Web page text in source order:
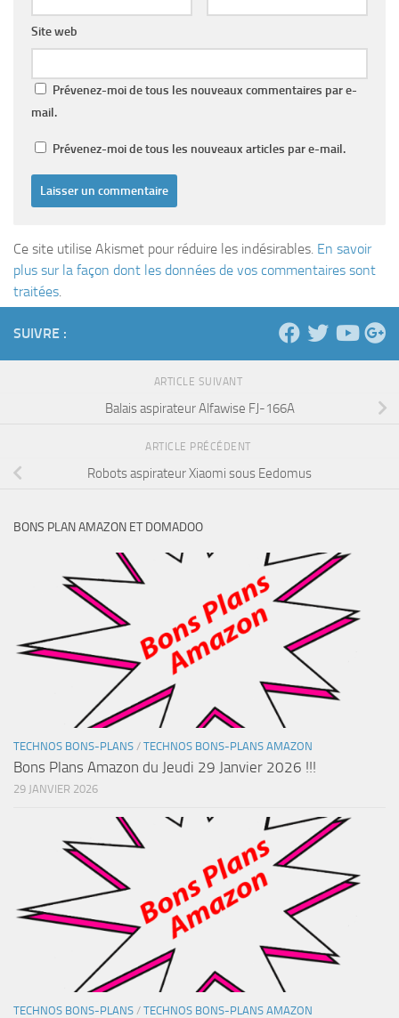
Site web
Prévenez-moi de tous les nouveaux commentaires par e-
mail.
Prévenez-moi de tous les nouveaux articles par e-mail.
Ce site utilise Akismet pour réduire les indésirables. En savoir
plus sur la façon dont les données de vos commentaires sont
traitées.
SUIVRE :
ARTICLE SUIVANT
Balais aspirateur Alfawise FJ-166A
ARTICLE PRÉCÉDENT
Robots aspirateur Xiaomi sous Eedomus
BONS PLAN AMAZON ET DOMADOO
TECHNOS BONS-PLANS / TECHNOS BONS-PLANS AMAZON
Bons Plans Amazon du Jeudi 29 Janvier 2026 !!!
29 JANVIER 2026
TECHNOS BONS-PLANS / TECHNOS BONS-PLANS AMAZON